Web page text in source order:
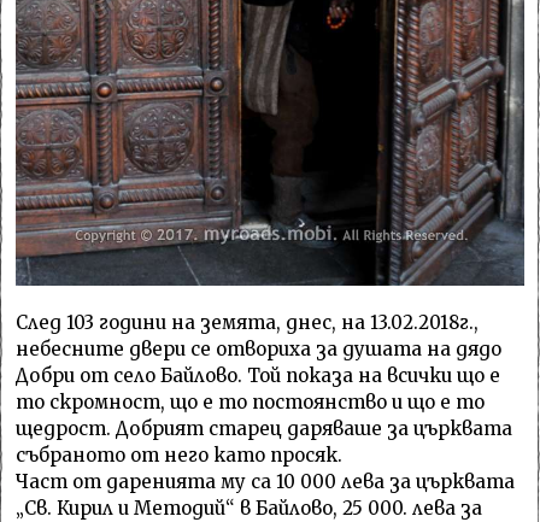
След 103 години на земята, днес, на 13.02.2018г.,
небесните двери се отвориха за душата на дядо
Добри от село Байлово. Той показа на всички що е
то скромност, що е то постоянство и що е то
щедрост. Добрият старец даряваше за църквата
събраното от него като просяк.
Част от даренията му са 10 000 лева за църквата
„Св. Кирил и Методий“ в Байлово, 25 000. лева за